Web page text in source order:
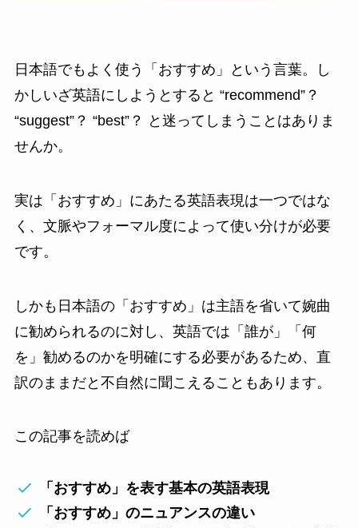
日本語でもよく使う「おすすめ」という言葉。し
かしいざ英語にしようとすると “recommend”？
“suggest”？ “best”？ と迷ってしまうことはありま
せんか。
実は「おすすめ」にあたる英語表現は一つではな
く、文脈やフォーマル度によって使い分けが必要
です。
しかも日本語の「おすすめ」は主語を省いて婉曲
に勧められるのに対し、英語では「誰が」「何
を」勧めるのかを明確にする必要があるため、直
訳のままだと不自然に聞こえることもあります。
この記事を読めば
「おすすめ」を表す基本の英語表現
「おすすめ」のニュアンスの違い